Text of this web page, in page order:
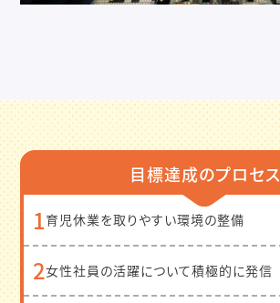
目標達成のプロセス
1育児休業を取りやすい環境の整備
2女性社員の活躍について積極的に発信